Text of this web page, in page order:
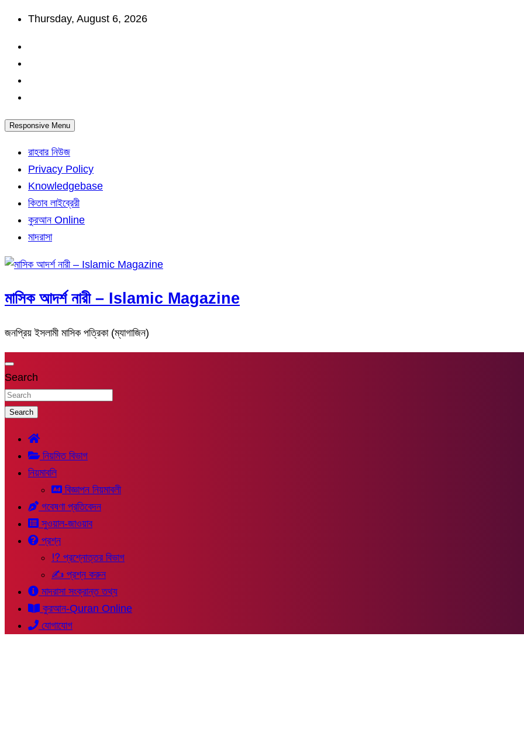
Skip
content
Thursday, August 6, 2026
Responsive Menu
রাহবার নিউজ
Privacy Policy
Knowledgebase
কিতাব লাইব্রেরী
কুরআন Online
মাদরাসা
মাসিক আদর্শ নারী – Islamic Magazine
জনপ্রিয় ইসলামী মাসিক পত্রিকা (ম্যাগাজিন)
Search
Search
নিয়মিত বিভাগ
নিয়মাবলি
বিজ্ঞাপন নিয়মাবলী
গবেষণা প্রতিবেদন
সুওয়াল-জাওয়াব
প্রশ্ন
⁉ প্রশ্নোত্তর বিভাগ
✍ প্রশ্ন করুন
মাদরাসা সংক্রান্ত তথ্য
কুরআন-Quran Online
যোগাযোগ